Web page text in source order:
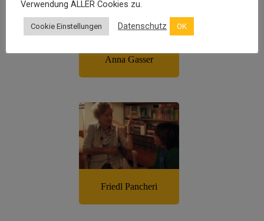
Verwendung ALLER Cookies zu.
Cookie Einstellungen Datenschutz OK